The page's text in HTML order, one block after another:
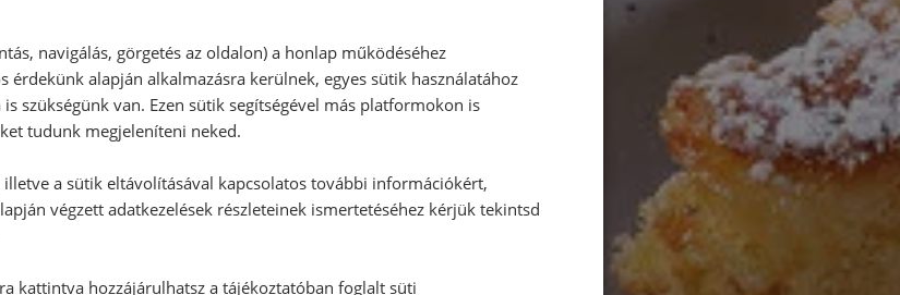
navigálás, görgetés az oldalon) a honlap működéséhez
érdekünk alapján alkalmazásra kerülnek, egyes sütik használatához
szükségünk van. Ezen sütik segítségével más platformokon is
tudunk megjeleníteni neked.
a sütik eltávolításával kapcsolatos további információkért,
végzett adatkezelések részleteinek ismertetéséhez kérjük tekintsd
kattintva hozzájárulhatsz a tájékoztatóban foglalt süti